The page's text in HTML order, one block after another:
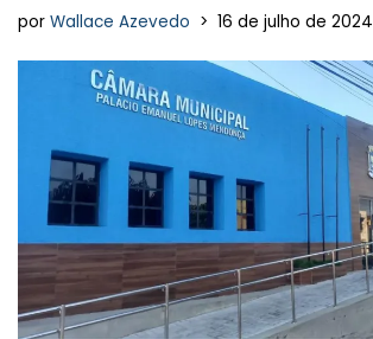
por Wallace Azevedo 16 de julho de 2024